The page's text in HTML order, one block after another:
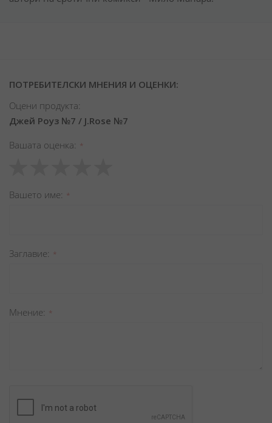
ПОТРЕБИТЕЛСКИ МНЕНИЯ И ОЦЕНКИ:
Оцени продукта:
Джей Роуз №7 / J.Rose №7
Вашата оценка
star
stars
stars
stars
stars
Вашето име
Заглавиe
Мнение